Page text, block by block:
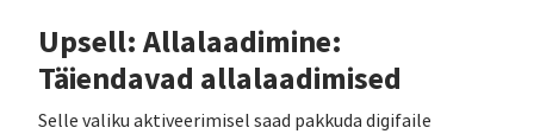
Upsell: Allalaadimine:
Täiendavad allalaadimised
Selle valiku aktiveerimisel saad pakkuda digifaile